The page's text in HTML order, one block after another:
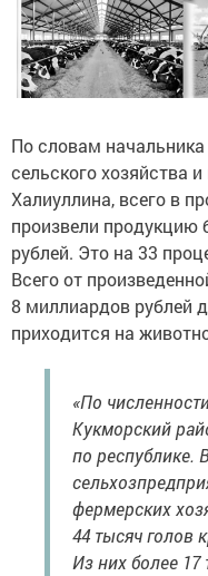
По словам
сельского хозяйства
Халиуллина, всего в
произвели продукцию
рублей. Это на 33
Всего от
8 миллиардов рублей
приходится на
«По
Кукморский
по республике.
фермерских
44 тысяч голов
Из них более